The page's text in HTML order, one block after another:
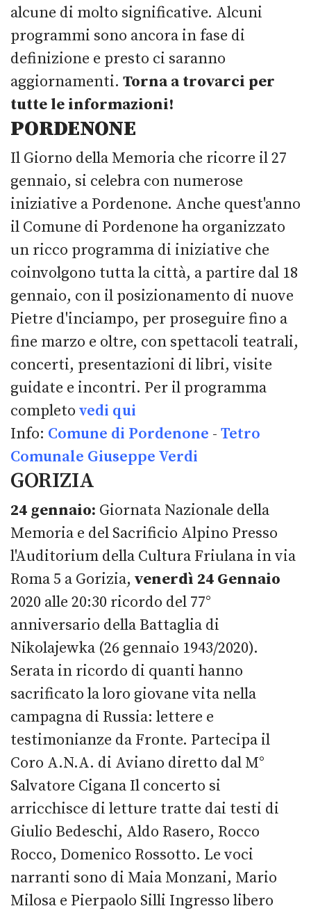
alcune di molto significative. Alcuni
programmi sono ancora in fase di
definizione e presto ci saranno
aggiornamenti. Torna a trovarci per
tutte le informazioni!
PORDENONE
Il Giorno della Memoria che ricorre il 27
gennaio, si celebra con numerose
iniziative a Pordenone. Anche quest'anno
il Comune di Pordenone ha organizzato
un ricco programma di iniziative che
coinvolgono tutta la città, a partire dal 18
gennaio, con il posizionamento di nuove
Pietre d'inciampo, per proseguire fino a
fine marzo e oltre, con spettacoli teatrali,
concerti, presentazioni di libri, visite
guidate e incontri. Per il programma
completo vedi qui
Info: Comune di Pordenone - Tetro
Comunale Giuseppe Verdi
GORIZIA
24 gennaio: Giornata Nazionale della
Memoria e del Sacrificio Alpino Presso
l'Auditorium della Cultura Friulana in via
Roma 5 a Gorizia, venerdì 24 Gennaio
2020 alle 20:30 ricordo del 77°
anniversario della Battaglia di
Nikolajewka (26 gennaio 1943/2020).
Serata in ricordo di quanti hanno
sacrificato la loro giovane vita nella
campagna di Russia: lettere e
testimonianze da Fronte. Partecipa il
Coro A.N.A. di Aviano diretto dal M°
Salvatore Cigana Il concerto si
arricchisce di letture tratte dai testi di
Giulio Bedeschi, Aldo Rasero, Rocco
Rocco, Domenico Rossotto. Le voci
narranti sono di Maia Monzani, Mario
Milosa e Pierpaolo Silli Ingresso libero